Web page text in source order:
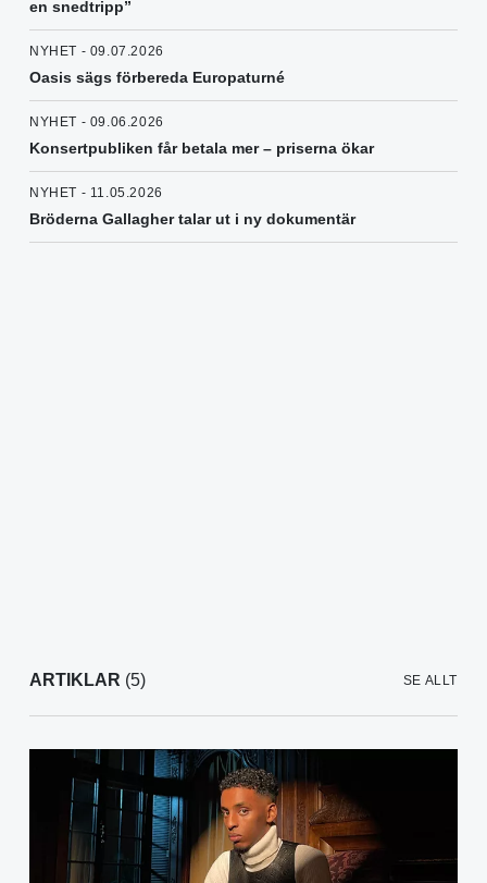
en snedtripp”
NYHET - 09.07.2026
Oasis sägs förbereda Europaturné
NYHET - 09.06.2026
Konsertpubliken får betala mer – priserna ökar
NYHET - 11.05.2026
Bröderna Gallagher talar ut i ny dokumentär
ARTIKLAR (5) SE ALLT